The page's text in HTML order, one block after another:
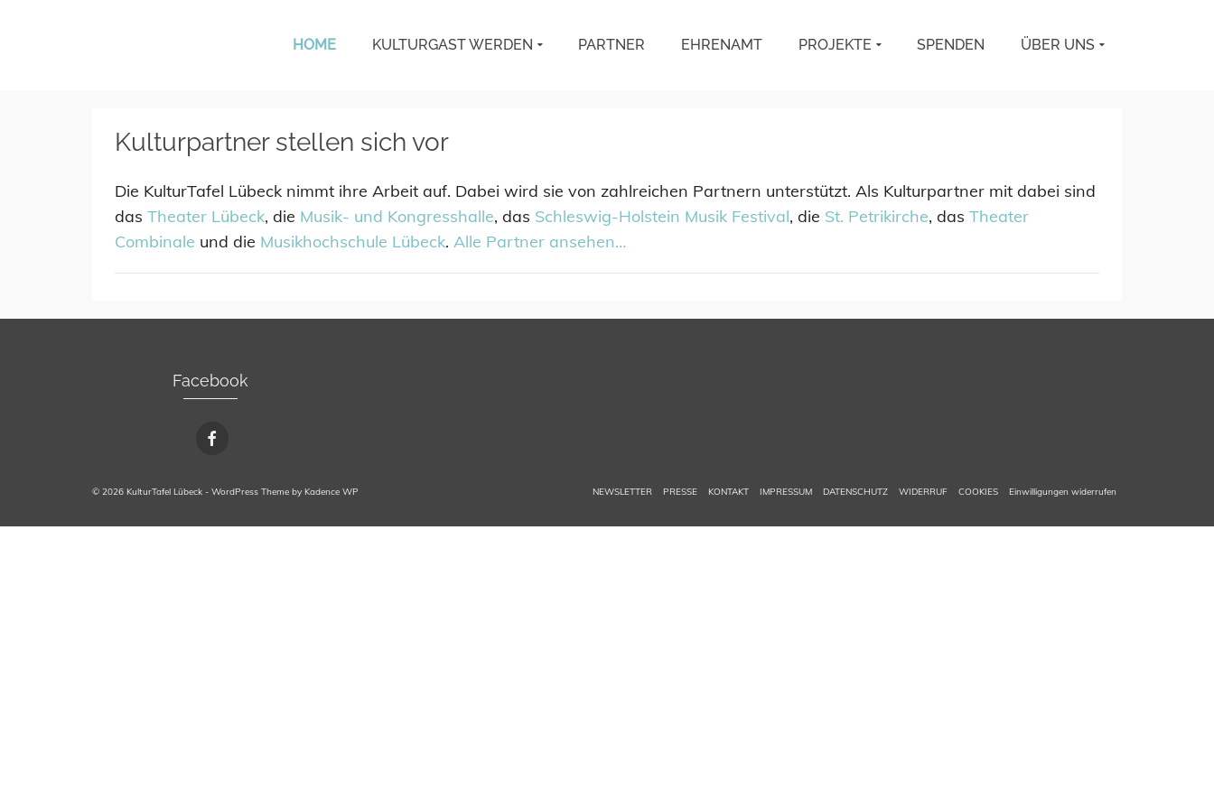
HOME KULTURGAST WERDEN PARTNER EHRENAMT PROJEKTE SPENDEN ÜBER UNS
Kulturpartner stellen sich vor
Die KulturTafel Lübeck nimmt ihre Arbeit auf. Dabei wird sie von zahlreichen Partnern unterstützt. Als Kulturpartner mit dabei sind
das Theater Lübeck, die Musik- und Kongresshalle, das Schleswig-Holstein Musik Festival, die St. Petrikirche, das Theater
Combinale und die Musikhochschule Lübeck. Alle Partner ansehen…
Facebook
NEWSLETTER PRESSE KONTAKT IMPRESSUM DATENSCHUTZ WIDERRUF COOKIES Einwilligungen widerrufen
© 2026 KulturTafel Lübeck - WordPress Theme by Kadence WP